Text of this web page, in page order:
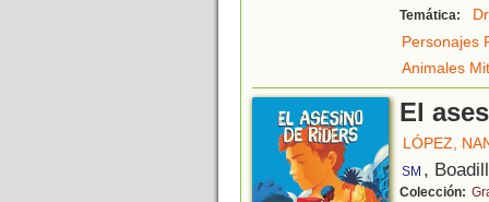
Temática:
Personajes
Animales
El
LÓPEZ,
SM ,
Colección: